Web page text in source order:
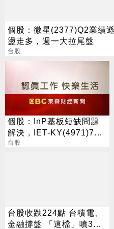
個股：微星(2377)Q2業績
盪走多，週一大拉尾盤
台股
個股：InP基板短缺問題
解決，IET-KY(4971)7月
營收1.05億元，重拾成長
台股
台股收跌224點 台積電、
金融撐盤 「這檔」噴3%